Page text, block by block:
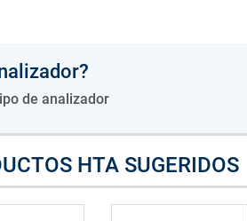
de analizador
HTA SUGERIDOS